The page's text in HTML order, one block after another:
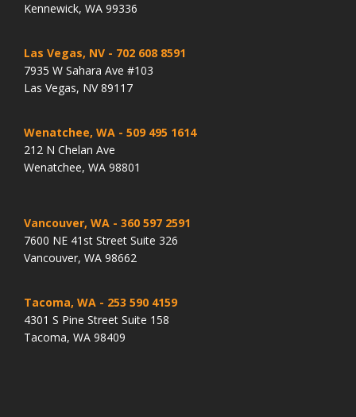
Kennewick, WA 99336
Las Vegas, NV - 702 608 8591
7935 W Sahara Ave #103
Las Vegas, NV 89117
Wenatchee, WA - 509 495 1614
212 N Chelan Ave
Wenatchee, WA 98801
Vancouver, WA - 360 597 2591
7600 NE 41st Street Suite 326
Vancouver, WA 98662
Tacoma, WA - 253 590 4159
4301 S Pine Street Suite 158
Tacoma, WA 98409